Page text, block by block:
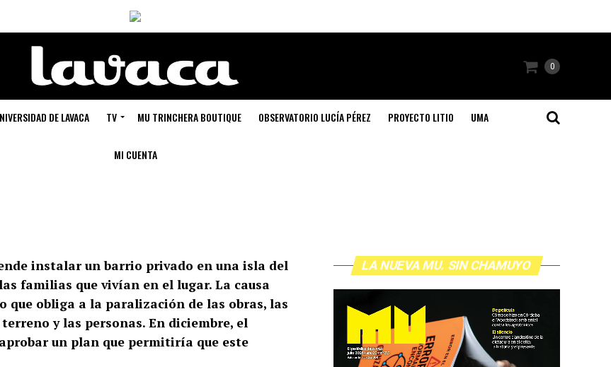
0
DE LAVACA TV MU TRINCHERA BOUTIQUE OBSERVATORIO LUCÍA PÉREZ PROYECTO LITIO UMA
MI CUENTA
instalar un barrio privado en una isla del
familias que vivían en el lugar. La causa
que obliga a la paralización de las obras, las
y las personas. En diciembre, el
un plan que permitiría que este
LA NUEVA MU. SIN CHAMUYO